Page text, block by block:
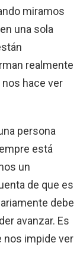
miramos
una sola
realmente
nos hace ver
persona
está
un
de que es
debe
avanzar. Es
nos impide ver